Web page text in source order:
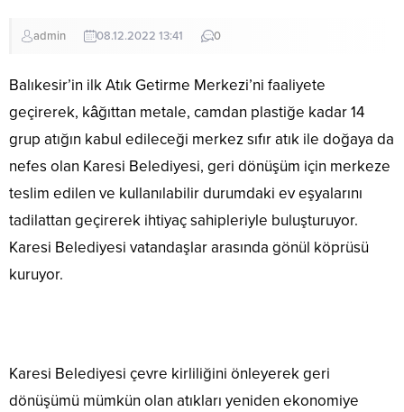
admin 08.12.2022 13:41 0
Balıkesir’in ilk Atık Getirme Merkezi’ni faaliyete
geçirerek, kâğıttan metale, camdan plastiğe kadar 14
grup atığın kabul edileceği merkez sıfır atık ile doğaya da
nefes olan Karesi Belediyesi, geri dönüşüm için merkeze
teslim edilen ve kullanılabilir durumdaki ev eşyalarını
tadilattan geçirerek ihtiyaç sahipleriyle buluşturuyor.
Karesi Belediyesi vatandaşlar arasında gönül köprüsü
kuruyor.
Karesi Belediyesi çevre kirliliğini önleyerek geri
dönüşümü mümkün olan atıkları yeniden ekonomiye